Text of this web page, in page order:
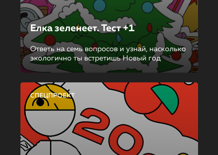
Елка зеленеет. Тест +1
Ответь на семь вопросов и узнай, насколько
экологично ты встретишь Новый год
СПЕЦПРОЕКТ